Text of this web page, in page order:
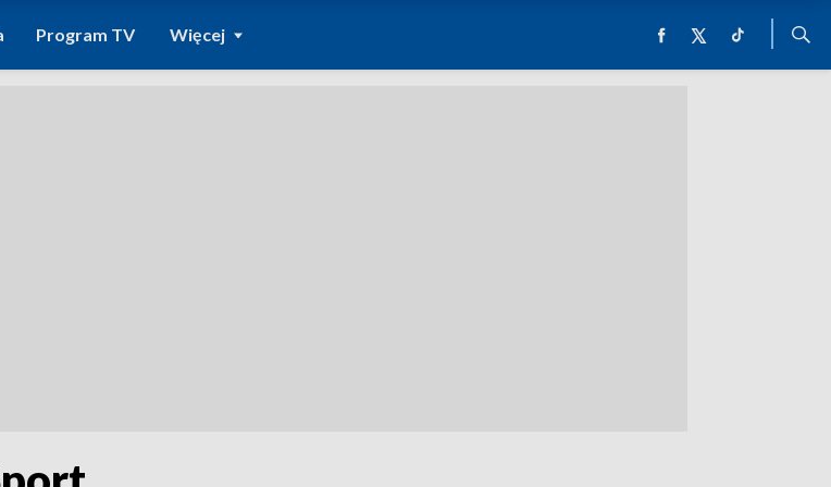
Program TV Więcej